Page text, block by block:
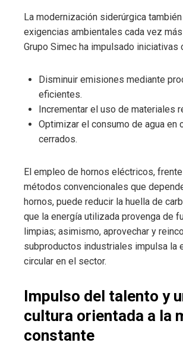
La modernización siderúrgica
exigencias ambientales cada vez
Grupo Simec ha impulsado iniciativas
Disminuir emisiones mediante
eficientes.
Incrementar el uso de materiales
Optimizar el consumo de agua en
cerrados.
El empleo de hornos eléctricos,
métodos convencionales que
hornos, puede reducir la huella de
que la energía utilizada provenga de
limpias; asimismo, aprovechar y
subproductos industriales impulsa la
circular en el sector.
Impulso del talento y
cultura orientada a la
constante